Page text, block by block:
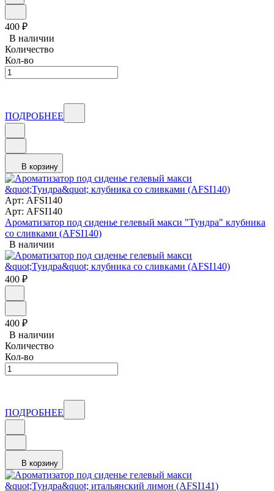
400 ₽
В наличии
Количество
Кол-во
ПОДРОБНЕЕ
В корзину
Арт: AFSI140
Арт: AFSI140
Ароматизатор под сиденье гелевый макси "Тундра" клубника
со сливками (AFSI140)
В наличии
400 ₽
400 ₽
В наличии
Количество
Кол-во
ПОДРОБНЕЕ
В корзину